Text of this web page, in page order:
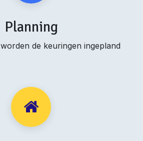
Planning
worden de keuringen ingepland